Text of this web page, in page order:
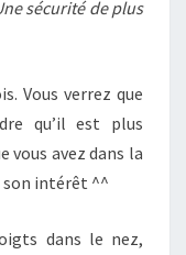
sécurité de plus
Vous verrez que
qu’il est plus
vous avez dans la
son intérêt ^^
dans le nez,